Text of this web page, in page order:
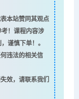
本站赞同其观点
！课程内容涉
谨慎下单！。
违法的相关信
效，请联系我们